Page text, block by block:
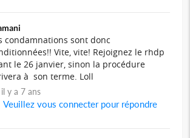
condamnations sont donc
Vite, vite! Rejoignez le rhdp
le 26 janvier, sinon la procédure
à son terme. Loll
il y a 7 ans
Veuillez vous connecter pour répondre